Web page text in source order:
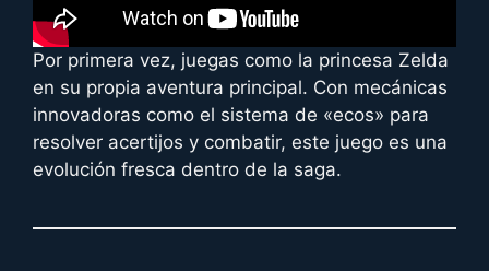
Por primera vez, juegas como la princesa Zelda
en su propia aventura principal. Con mecánicas
innovadoras como el sistema de «ecos» para
resolver acertijos y combatir, este juego es una
evolución fresca dentro de la saga.